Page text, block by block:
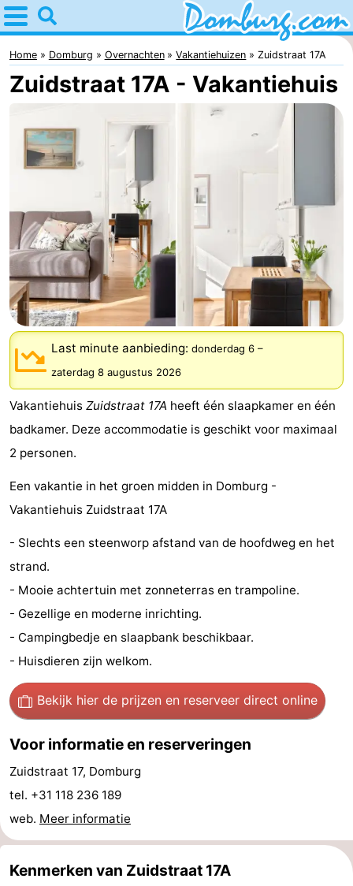
Home
Domburg
Tips
Voor
kinderen
Webcam
Webcam
Strand
Overnachten
Appartementen
-
Park
Loverendale
-
Résidence
Bed
breakfasts)
Hotels
Vakantiehuizen
Buitenhof
Domburg
Hof
Domburg
Westhove
Last
minutes
Strand
doen
Bezienswaardigheden
-
Monumenten
-
Home Domburg Overnachten Vakantiehuizen Zuidstraat 17A
Zuidstraat 17A - Vakantiehuis
Last minute aanbieding: donderdag 6 –
zaterdag 8 augustus 2026
Vakantiehuis Zuidstraat 17A heeft één slaapkamer en één
badkamer. Deze accommodatie is geschikt voor maximaal
2 personen.
Een vakantie in het groen midden in Domburg -
Vakantiehuis Zuidstraat 17A
- Slechts een steenworp afstand van de hoofdweg en het
strand.
- Mooie achtertuin met zonneterras en trampoline.
- Gezellige en moderne inrichting.
- Campingbedje en slaapbank beschikbaar.
- Huisdieren zijn welkom.
Bekijk hier de prijzen en reserveer direct online
Voor informatie en reserveringen
Zuidstraat 17, Domburg
tel. +31 118 236 189
web. Meer informatie
Kenmerken van Zuidstraat 17A